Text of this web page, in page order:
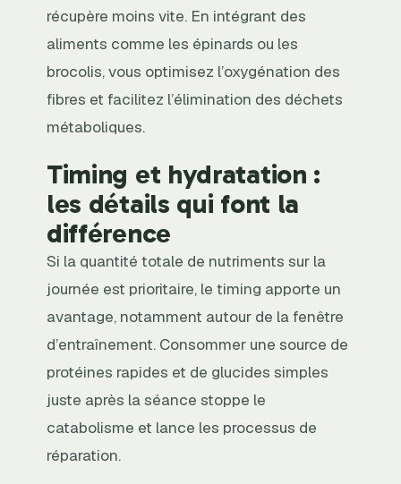
récupère moins vite. En intégrant des
aliments comme les épinards ou les
brocolis, vous optimisez l’oxygénation des
fibres et facilitez l’élimination des déchets
métaboliques.
Timing et hydratation :
les détails qui font la
différence
Si la quantité totale de nutriments sur la
journée est prioritaire, le timing apporte un
avantage, notamment autour de la fenêtre
d’entraînement. Consommer une source de
protéines rapides et de glucides simples
juste après la séance stoppe le
catabolisme et lance les processus de
réparation.